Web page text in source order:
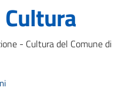
- Cultura del Comune di